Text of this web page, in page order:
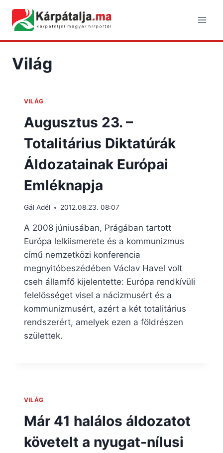
content
Világ
VILÁG
Augusztus 23. –
Totalitárius Diktatúrák
Áldozatainak Európai
Emléknapja
Gál Adél 2012.08.23. 08:07
A 2008 júniusában, Prágában tartott
Európa lelkiismerete és a kommunizmus
című nemzetközi konferencia
megnyitóbeszédében Václav Havel volt
cseh államfő kijelentette: Európa rendkívüli
felelősséget visel a nácizmusért és a
kommunizmusért, azért a két totalitárius
rendszerért, amelyek ezen a földrészen
születtek.
VILÁG
Már 41 halálos áldozatot
követelt a nyugat-nílusi